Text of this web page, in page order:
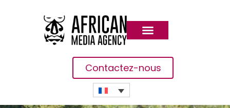
Contactez-nous